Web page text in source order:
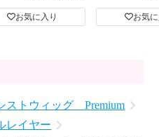
お気に入り お気
ストウィッグ Premium
レイヤー